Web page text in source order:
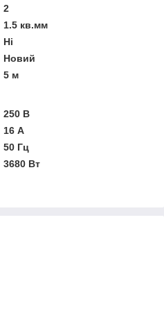
2
1.5 кв.мм
Ні
Новий
5 м
250 В
16 А
50 Гц
3680 Вт